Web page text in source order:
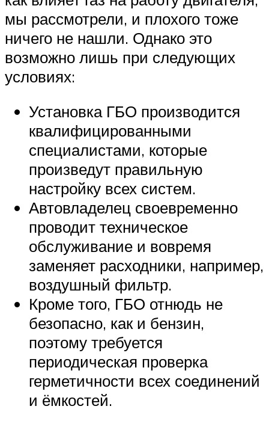
мы рассмотрели, и плохого тоже
ничего не нашли. Однако это
возможно лишь при следующих
условиях:
Установка ГБО производится
квалифицированными
специалистами, которые
произведут правильную
настройку всех систем.
Автовладелец своевременно
проводит техническое
обслуживание и вовремя
заменяет расходники, например,
воздушный фильтр.
Кроме того, ГБО отнюдь не
безопасно, как и бензин,
поэтому требуется
периодическая проверка
герметичности всех соединений
и ёмкостей.